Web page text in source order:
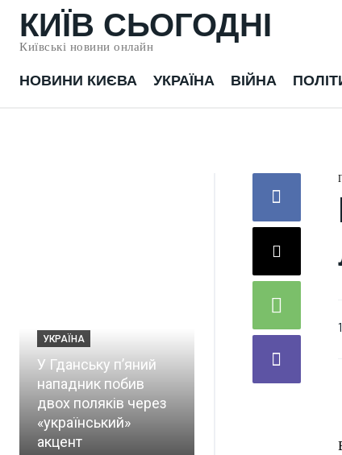
КИЇВ СЬОГОДНІ
Київські новини онлайн
НОВИНИ КИЄВА УКРАЇНА ВІЙНА
УКРАЇНА
У Гданську п’яний
нападник побив
двох поляків через
«український»
акцент
"Гвардійське" в
пожежа після
вибухів –